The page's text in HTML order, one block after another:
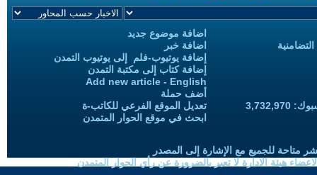
اضافة موضوع جديد
اضافة خبر
إضافة يوتيوب-فلم إلى يوتيوب التمدن
إضافة كتاب إلى مكتبة التمدن
Add new article - English
أضف حملة
تعديل الموقع الفرعي للكاتب-ة
ابحث في موقع الحوار المتمدن
متاحة للجميع مع الإشارة إلى المصدر
هيئة الادارة لا تعبر بالضرورة عن رأي الحوار المتمدن